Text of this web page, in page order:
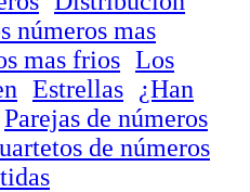
números mas
mas frios Los
Estrellas
¿Han
Parejas de números
de números